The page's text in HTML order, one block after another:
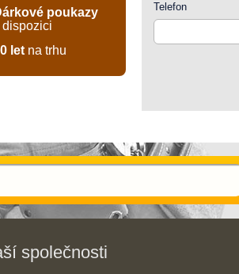
poukazy
dispozici
let na trhu
Telefon
společnosti